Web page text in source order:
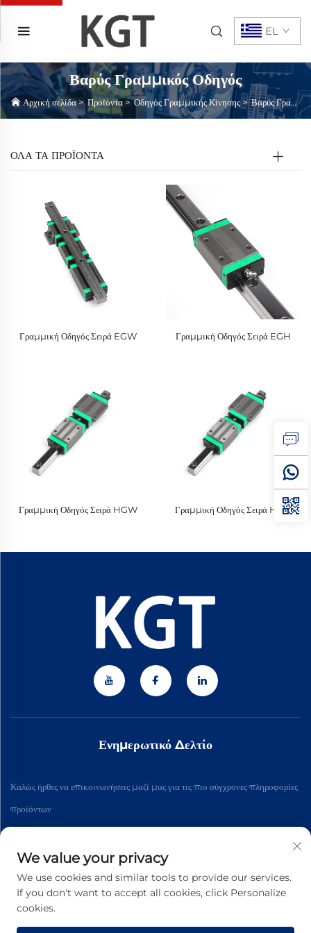
EL
Βαρύς Γραμμικός Οδηγός
Αρχική σελίδα>Προϊόντα>Οδηγός Γραμμικής Κίνησης>Βαρύς Γραμμικός Οδηγός
ΟΛΑ ΤΑ ΠΡΟΪΟΝΤΑ
Γραμμική Οδηγός Σειρά EGW Γραμμική Οδηγός Σειρά EGH
Γραμμική Οδηγός Σειρά HGW Γραμμική Οδηγός Σειρά HGH
Ενημερωτικό Δελτίο
Καλώς ήρθες να επικοινωνήσεις μαζί μας για τις πιο σύγχρονες πληροφορίες
προϊόντων
Πνευματικά δικαιώματα © 2026 Zhejiang Jiateng Precision
We value your privacy
We use cookies and similar tools to provide our services.
If you don't want to accept all cookies, click Personalize
cookies.